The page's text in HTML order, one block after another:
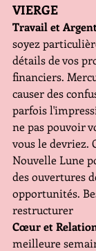
VIERGE
Travail et
soyez
détails de vos
financiers.
causer des
parfois
ne pas pouvoir
vous le devriez.
Nouvelle Lune
des ouvertures
opportunités.
restructurer
Cœur et
meilleure